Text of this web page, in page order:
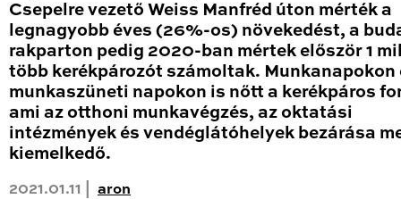
Csepelre vezető Weiss Manfréd úton mérték a
legnagyobb éves (26%-os) növekedést, a
rakparton pedig 2020-ban mértek először 1
több kerékpározót számoltak. Munkanapokon
munkaszüneti napokon is nőtt a kerékpáros
ami az otthoni munkavégzés, az oktatási
intézmények és vendéglátóhelyek bezárása
kiemelkedő.
2021.01.11 | aron